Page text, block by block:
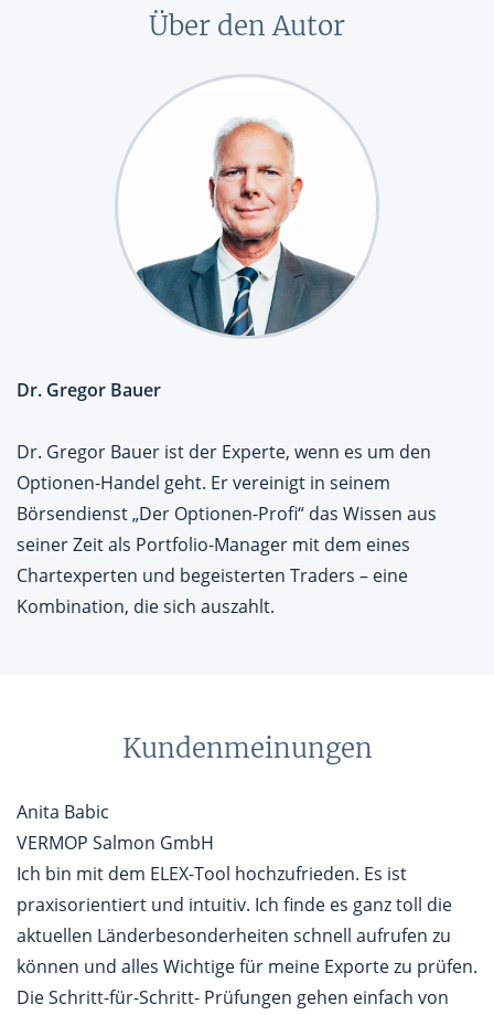
Über den Autor
Dr. Gregor Bauer
Dr. Gregor Bauer ist der Experte, wenn es um den
Optionen-Handel geht. Er vereinigt in seinem
Börsendienst „Der Optionen-Profi“ das Wissen aus
seiner Zeit als Portfolio-Manager mit dem eines
Chartexperten und begeisterten Traders – eine
Kombination, die sich auszahlt.
Kundenmeinungen
Anita Babic
VERMOP Salmon GmbH
Ich bin mit dem ELEX-Tool hochzufrieden. Es ist
praxisorientiert und intuitiv. Ich finde es ganz toll die
aktuellen Länderbesonderheiten schnell aufrufen zu
können und alles Wichtige für meine Exporte zu prüfen.
Die Schritt-für-Schritt- Prüfungen gehen einfach von